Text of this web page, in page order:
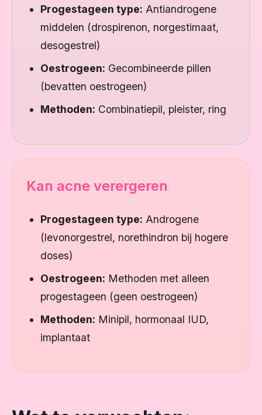
Progestageen type: Antiandrogene
middelen (drospirenon, norgestimaat,
desogestrel)
Oestrogeen: Gecombineerde pillen
(bevatten oestrogeen)
Methoden: Combinatiepil, pleister, ring
Kan acne verergeren
Progestageen type: Androgene
(levonorgestrel, norethindron bij hogere
doses)
Oestrogeen: Methoden met alleen
progestageen (geen oestrogeen)
Methoden: Minipil, hormonaal IUD,
implantaat